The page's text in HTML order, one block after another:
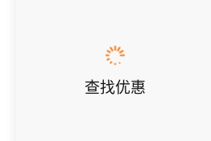
查找优惠